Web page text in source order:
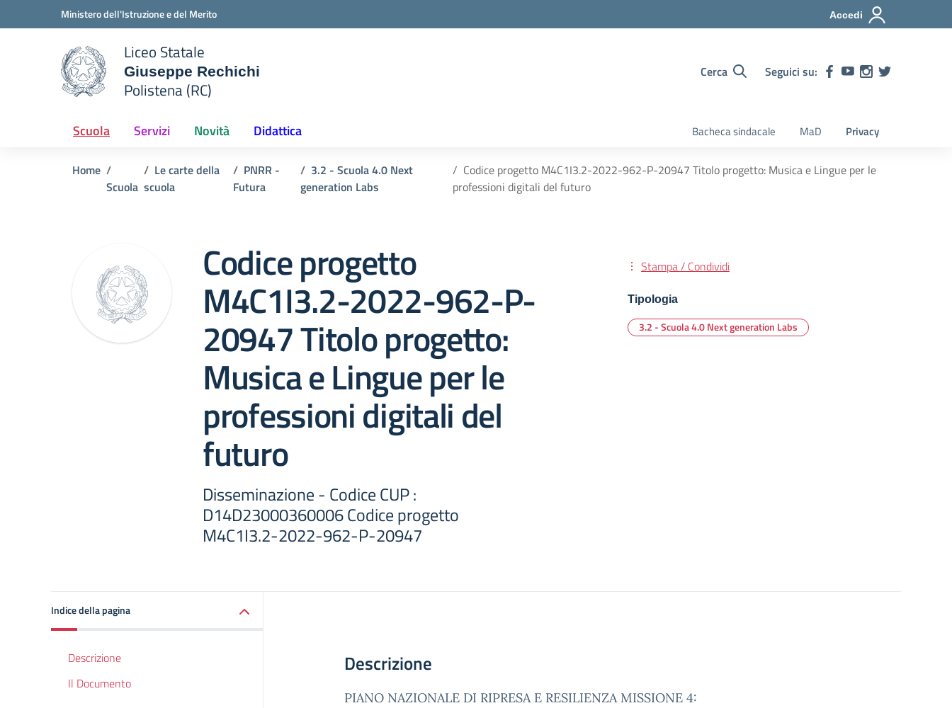
Vai ai contenuti
Vai al menu di navigazioneMinistero dell'Istruzione e del Merito Accedi
scuola
Liceo Statale
Giuseppe Rechichi
Polistena (RC)
Cerca Seguici su:
Scuola Servizi Novità Didattica Bacheca sindacale MaD Privacy
Home
Scuola
Le carte della
scuola
PNRR -
Futura
3.2 - Scuola 4.0 Next
generation Labs
Codice progetto M4C1I3.2-2022-962-P-20947 Titolo progetto: Musica e Lingue per le
professioni digitali del futuro
Codice progetto
M4C1I3.2-2022-962-P-
20947 Titolo progetto:
Musica e Lingue per le
professioni digitali del
futuro
Disseminazione - Codice CUP :
D14D23000360006 Codice progetto
M4C1I3.2-2022-962-P-20947
Stampa / Condividi
Tipologia
3.2 - Scuola 4.0 Next generation Labs
Indice della pagina
Descrizione
Il Documento
Descrizione
PIANO NAZIONALE DI RIPRESA E RESILIENZA MISSIONE 4: